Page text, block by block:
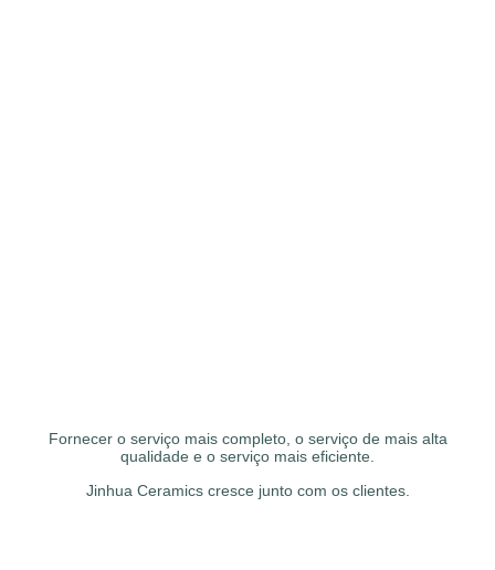
Fornecer o serviço mais completo, o serviço de mais alta
qualidade e o serviço mais eficiente.
Jinhua Ceramics cresce junto com os clientes.